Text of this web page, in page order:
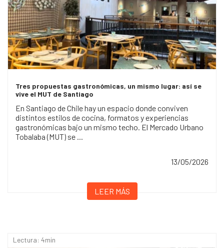
Tres propuestas gastronómicas, un mismo lugar: así se
vive el MUT de Santiago
En Santiago de Chile hay un espacio donde conviven
distintos estilos de cocina, formatos y experiencias
gastronómicas bajo un mismo techo. El Mercado Urbano
Tobalaba (MUT) se ...
13/05/2026
LEER MÁS
Lectura: 4min